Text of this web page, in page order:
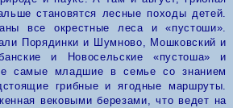
становятся лесные походы детей.
все окрестные леса и «пустоши».
Порядинки и Шумново, Мошковский и
и Новосельские «пустоша» и
самые младшие в семье со знанием
грибные и ягодные маршруты.
вековыми березами, что ведет на